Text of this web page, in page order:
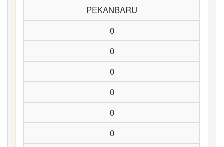
PEKANBARU
0
0
0
0
0
0